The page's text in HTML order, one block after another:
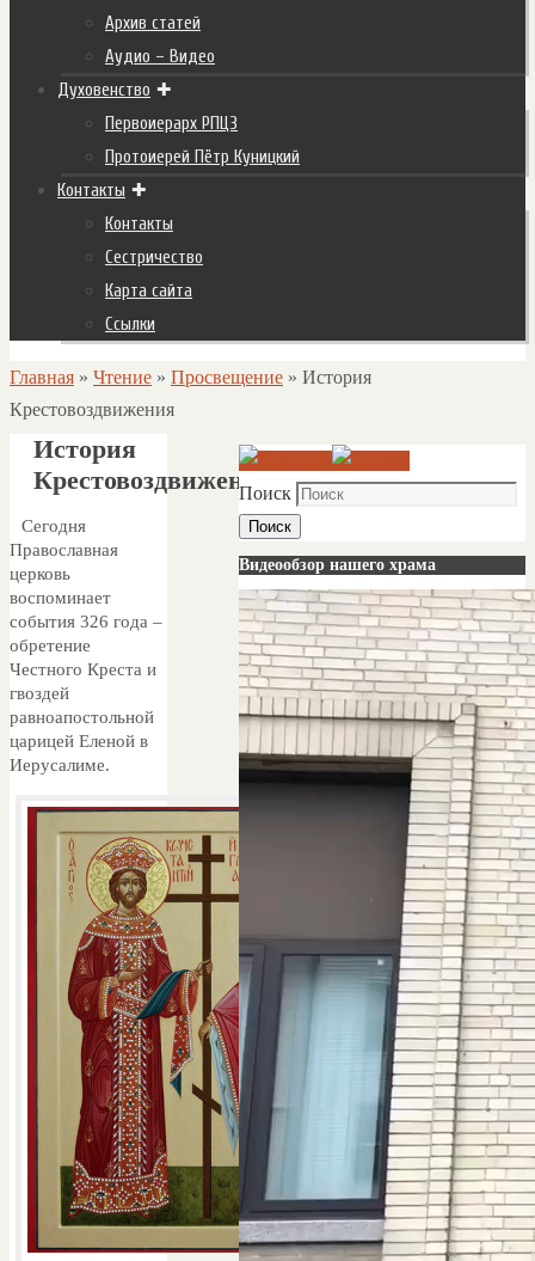
Архив статей
Аудио – Видео
Духовенство
Первоиерарх РПЦЗ
Протоиерей Пётр Куницкий
Контакты
Контакты
Сестричество
Карта сайта
Ссылки
Главная » Чтение » Просвещение » История
Крестовоздвижения
История
Крестовоздвижения
Сегодня
Православная
церковь
воспоминает
события 326 года –
обретение
Честного Креста и
гвоздей
равноапостольной
царицей Еленой в
Иерусалиме.
Поиск
Поиск
Видеообзор нашего храма